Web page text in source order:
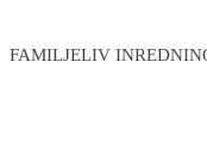
FAMILJELIV